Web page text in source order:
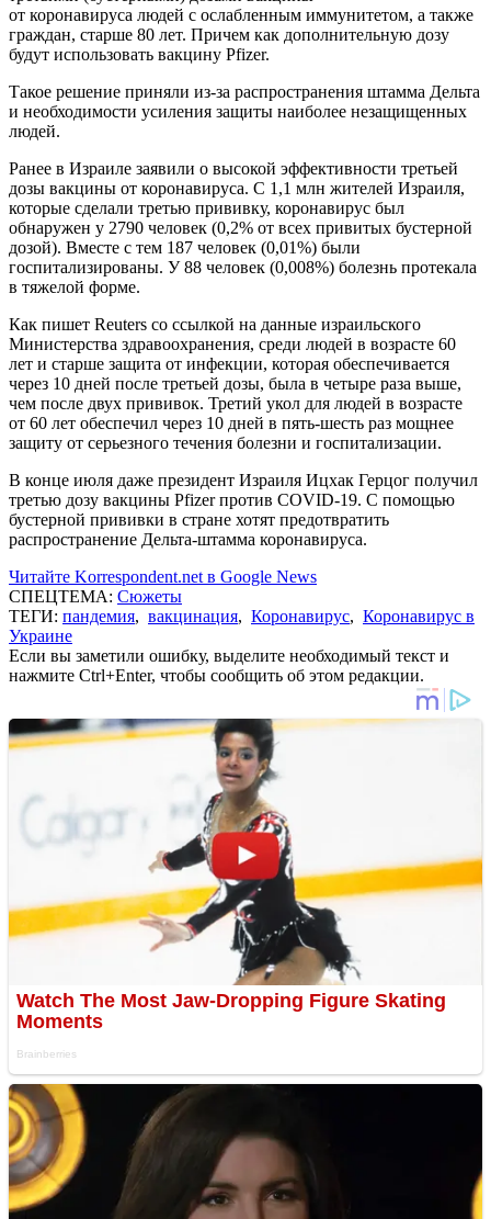
от коронавируса людей с ослабленным иммунитетом, а также
граждан, старше 80 лет. Причем как дополнительную дозу
будут использовать вакцину Pfizer.
Такое решение приняли из-за распространения штамма Дельта
и необходимости усиления защиты наиболее незащищенных
людей.
Ранее в Израиле заявили о высокой эффективности третьей
дозы вакцины от коронавируса. С 1,1 млн жителей Израиля,
которые сделали третью прививку, коронавирус был
обнаружен у 2790 человек (0,2% от всех привитых бустерной
дозой). Вместе с тем 187 человек (0,01%) были
госпитализированы. У 88 человек (0,008%) болезнь протекала
в тяжелой форме.
Как пишет Reuters со ссылкой на данные израильского
Министерства здравоохранения, среди людей в возрасте 60
лет и старше защита от инфекции, которая обеспечивается
через 10 дней после третьей дозы, была в четыре раза выше,
чем после двух прививок. Третий укол для людей в возрасте
от 60 лет обеспечил через 10 дней в пять-шесть раз мощнее
защиту от серьезного течения болезни и госпитализации.
В конце июля даже президент Израиля Ицхак Герцог получил
третью дозу вакцины Pfizer против COVID-19. С помощью
бустерной прививки в стране хотят предотвратить
распространение Дельта-штамма коронавируса.
Читайте Korrespondent.net в Google News
СПЕЦТЕМА: Сюжеты
ТЕГИ: пандемия, вакцинация, Коронавирус, Коронавирус в
Украине
Если вы заметили ошибку, выделите необходимый текст и
нажмите Ctrl+Enter, чтобы сообщить об этом редакции.